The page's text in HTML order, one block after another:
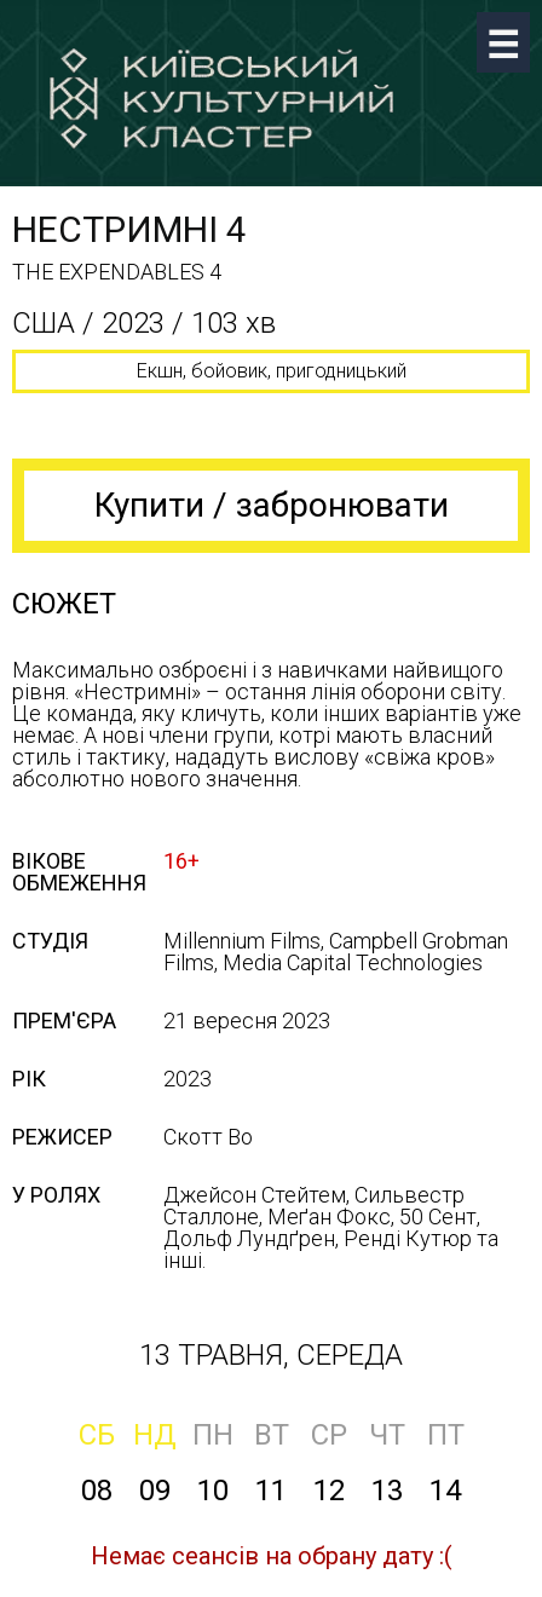
НЕСТРИМНІ 4
THE EXPENDABLES 4
CША / 2023 / 103 хв
Екшн, бойовик, пригодницький
Купити / забронювати
СЮЖЕТ
Максимально озброєні і з навичками найвищого
рівня. «Нестримні» – остання лінія оборони світу.
Це команда, яку кличуть, коли інших варіантів уже
немає. А нові члени групи, котрі мають власний
стиль і тактику, нададуть вислову «свіжа кров»
абсолютно нового значення.
ВІКОВЕ
ОБМЕЖЕННЯ
16+
СТУДІЯ
Millennium Films, Campbell Grobman
Films, Media Capital Technologies
ПРЕМ'ЄРА 21 вересня 2023
РІК 2023
РЕЖИСЕР Скотт Во
У РОЛЯХ
Джейсон Стейтем, Сильвестр
Сталлоне, Меґан Фокс, 50 Сент,
Дольф Лундґрен, Ренді Кутюр та
інші.
13 ТРАВНЯ, СЕРЕДА
СБ НД ПН ВТ СР ЧТ
ПТ
08
09 10 11 12 13 14
Немає сеансів на обрану дату :(